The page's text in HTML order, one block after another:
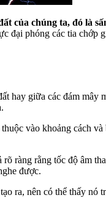
của chúng ta, đó là
phóng các tia
hay giữa các đám
vào khoảng cách
ràng rằng tốc độ âm
được.
ra, nên có thể thấy